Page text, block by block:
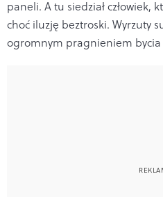
paneli. A tu siedział człowiek,
choć iluzję beztroski. Wyrzuty
ogromnym pragnieniem